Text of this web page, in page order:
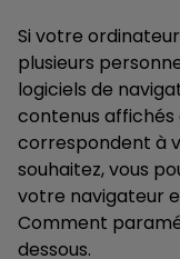
Si votre
plusieurs
logiciels de
contenus affichés
correspondent à
souhaitez, vous
votre navigateur
Comment
dessous.